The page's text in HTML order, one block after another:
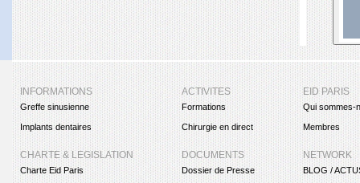
INFORMATIONS
Greffe sinusienne
Implants dentaires
CHARTE & LEGISLATION
Charte Eid Paris
ACTIVITES
Formations
Chirurgie en direct
DOCUMENTS
Dossier de Presse
EID PARIS
Qui sommes-
Membres
NETWORK
BLOG /